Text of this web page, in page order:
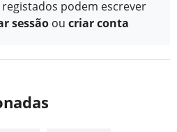
podem escrever
sessão ou criar conta